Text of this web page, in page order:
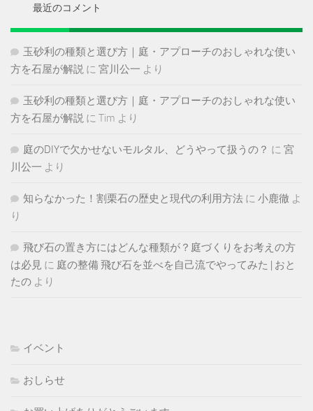
最近のコメント
玉砂利の種類と選び方｜庭・アプローチのおしゃれな使い
方を石屋が解説 に 宮川公一 より
玉砂利の種類と選び方｜庭・アプローチのおしゃれな使い
方を石屋が解説 に Tim より
庭のDIYで欠かせないモルタル、どうやって扱うの？ に 宮
川公一 より
知らなかった！割栗石の歴史と現代の利用方法 に 小鹿徹 よ
り
飛び石の置き方にはどんな種類が？庭づくりをお考えの方
は必見 に 庭の整備 飛び石を並べを自己流でやってみた | おと
たの より
イベント
おしらせ